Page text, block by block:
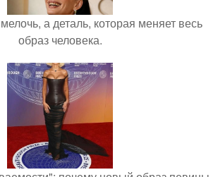
а деталь, которая меняет весь
образ человека.